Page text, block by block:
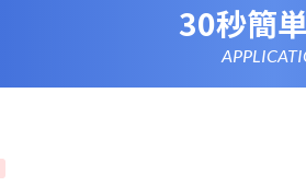
30秒簡